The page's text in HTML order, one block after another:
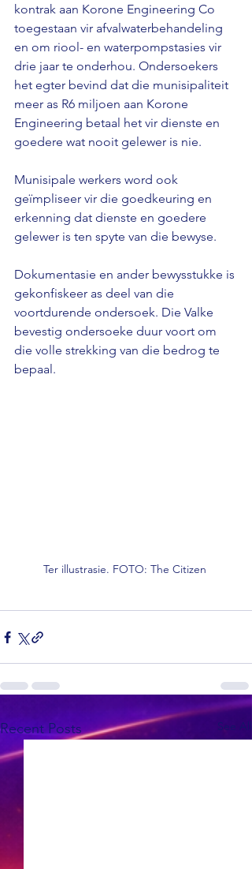
kontrak aan Korone Engineering Co
toegestaan vir afvalwaterbehandeling
en om riool- en waterpompstasies vir
drie jaar te onderhou. Ondersoekers
het egter bevind dat die munisipaliteit
meer as R6 miljoen aan Korone
Engineering betaal het vir dienste en
goedere wat nooit gelewer is nie.
Munisipale werkers word ook
geïmpliseer vir die goedkeuring en
erkenning dat dienste en goedere
gelewer is ten spyte van die bewyse.
Dokumentasie en ander bewysstukke is
gekonfiskeer as deel van die
voortdurende ondersoek. Die Valke
bevestig ondersoeke duur voort om
die volle strekking van die bedrog te
bepaal.
Ter illustrasie. FOTO: The Citizen
Recent Posts See All